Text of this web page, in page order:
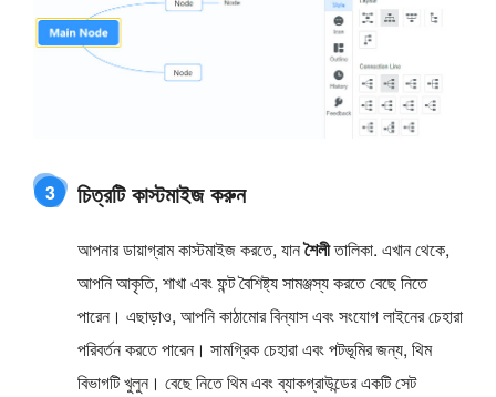
3 চিত্রটি কাস্টমাইজ করুন
আপনার ডায়াগ্রাম কাস্টমাইজ করতে, যানশৈলীতালিকা. এখান থেকে,
আপনি আকৃতি, শাখা এবং ফন্ট বৈশিষ্ট্য সামঞ্জস্য করতে বেছে নিতে
পারেন। এছাড়াও, আপনি কাঠামোর বিন্যাস এবং সংযোগ লাইনের চেহারা
পরিবর্তন করতে পারেন। সামগ্রিক চেহারা এবং পটভূমির জন্য, থিম
বিভাগটি খুলুন। বেছে নিতে থিম এবং ব্যাকগ্রাউন্ডের একটি সেট